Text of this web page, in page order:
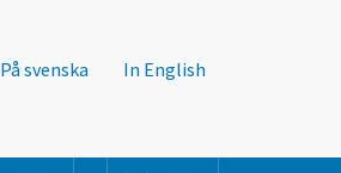
På svenska In English